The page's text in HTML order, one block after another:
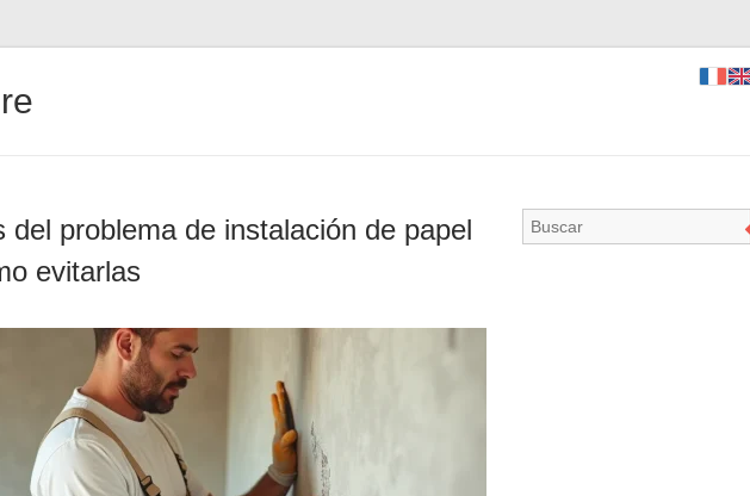
del problema de instalación de papel
evitarlas